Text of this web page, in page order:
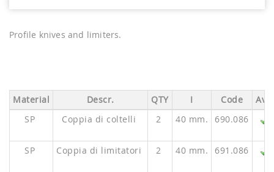
Profile knives and limiters.
Material Descr. QTY I Code
Ava.
SP
Coppia di coltelli 2 40 mm. 690.086
SP Coppia di limitatori 2 40 mm. 691.086